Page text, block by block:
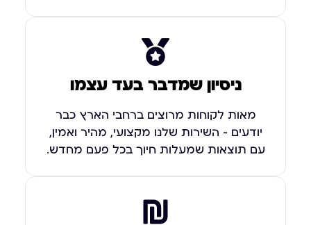
ניסיון שמדבר בעד עצמו
מאות לקוחות מרוצים ברחבי הארץ כבר
יודעים – השירות שלנו מקצועי, מהיר ואמין,
עם תוצאות שמעלות חיוך בכל פעם מחדש.